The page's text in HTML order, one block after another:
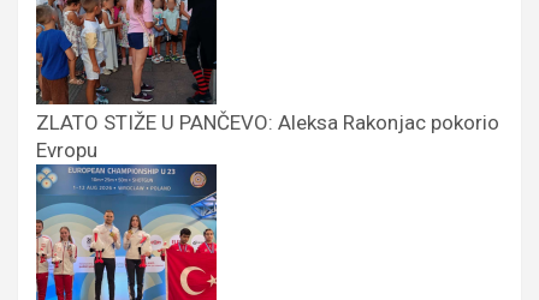
ZLATO STIŽE U PANČEVO: Aleksa Rakonjac pokorio
Evropu